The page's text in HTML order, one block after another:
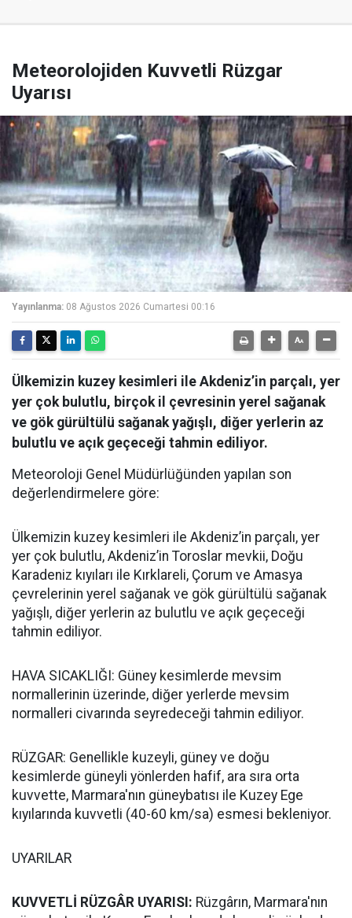
Meteorolojiden Kuvvetli Rüzgar
Uyarısı
Yayınlanma: 08 Ağustos 2026 Cumartesi 00:16
Ülkemizin kuzey kesimleri ile Akdeniz’in parçalı, yer
yer çok bulutlu, birçok il çevresinin yerel sağanak
ve gök gürültülü sağanak yağışlı, diğer yerlerin az
bulutlu ve açık geçeceği tahmin ediliyor.
Meteoroloji Genel Müdürlüğünden yapılan son
değerlendirmelere göre:
Ülkemizin kuzey kesimleri ile Akdeniz’in parçalı, yer
yer çok bulutlu, Akdeniz’in Toroslar mevkii, Doğu
Karadeniz kıyıları ile Kırklareli, Çorum ve Amasya
çevrelerinin yerel sağanak ve gök gürültülü sağanak
yağışlı, diğer yerlerin az bulutlu ve açık geçeceği
tahmin ediliyor.
HAVA SICAKLIĞI: Güney kesimlerde mevsim
normallerinin üzerinde, diğer yerlerde mevsim
normalleri civarında seyredeceği tahmin ediliyor.
RÜZGAR: Genellikle kuzeyli, güney ve doğu
kesimlerde güneyli yönlerden hafif, ara sıra orta
kuvvette, Marmara'nın güneybatısı ile Kuzey Ege
kıyılarında kuvvetli (40-60 km/sa) esmesi bekleniyor.
UYARILAR
KUVVETLİ RÜZGÂR UYARISI: Rüzgârın, Marmara'nın